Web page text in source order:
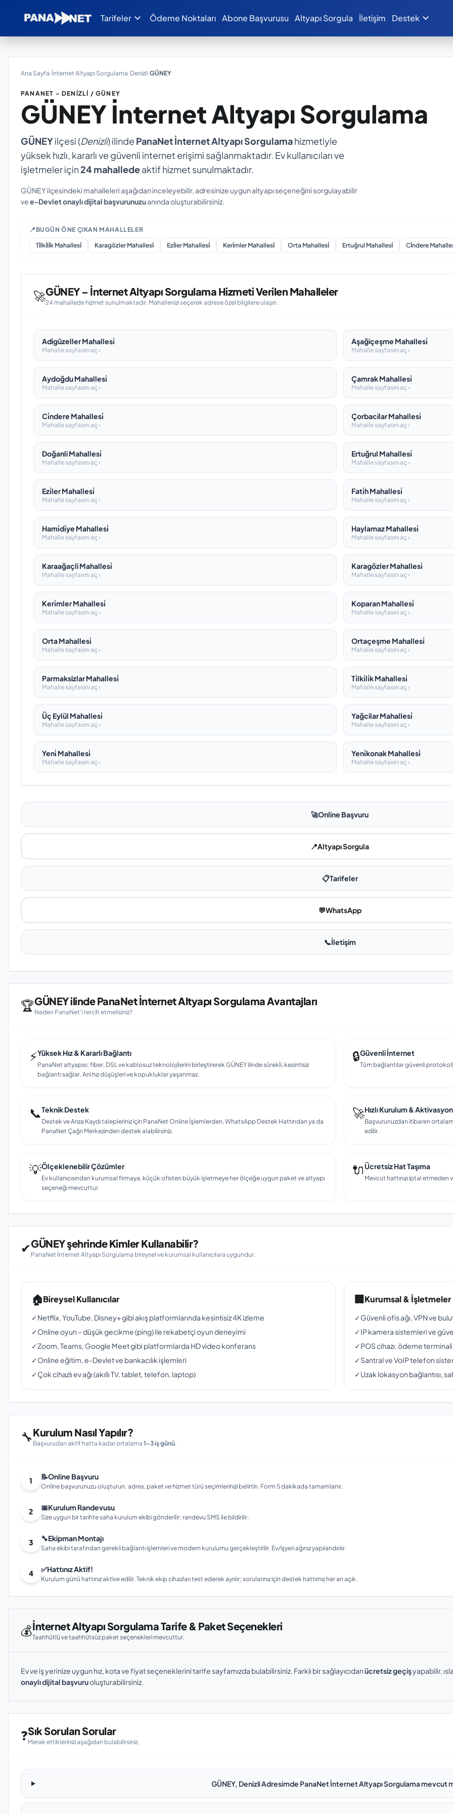
Tarifeler expand_more Ödeme Noktaları Abone Başvurusu Altyapı Sorgula İletişim Destek expand_more
Ana Sayfa›İnternet Altyapı Sorgulama›Denizli›GÜNEY
PANANET – DENIZLI / GÜNEY
GÜNEYİnternet Altyapı Sorgulama
GÜNEYilçesi (Denizli) ilinde PanaNet İnternet Altyapı Sorgulamahizmetiyle
yüksek hızlı, kararlı ve güvenli internet erişimi sağlanmaktadır. Ev kullanıcıları ve
işletmeler için24 mahalledeaktif hizmet sunulmaktadır.
GÜNEY ilçesindeki mahalleleri aşağıdan inceleyebilir, adresinize uygun altyapı seçeneğini sorgulayabilir
vee-Devlet onaylı dijital başvurunuzuanında oluşturabilirsiniz.
📍 BUGÜN ÖNE ÇIKAN MAHALLELER
Ti̇lki̇li̇k Mahallesi̇ Karagözler Mahallesi̇ Ezi̇ler Mahallesi̇ Keri̇mler Mahallesi̇ Orta Mahallesi̇ Ertuğrul Mahallesi̇ Ci̇ndere
🚀GÜNEY – İnternet Altyapı Sorgulama Hizmeti Verilen Mahalleler
24 mahallede hizmet sunulmaktadır. Mahallenizi seçerek adrese özel bilgilere ulaşın.
Adigüzeller Mahallesi̇
Mahalle sayfasını aç ›
Aşağiçeşme Mahallesi̇
Mahalle sayfasını aç ›
Aydoğdu Mahallesi̇
Mahalle sayfasını aç ›
Çamrak Mahallesi̇
Mahalle sayfasını aç ›
Ci̇ndere Mahallesi̇
Mahalle sayfasını aç ›
Çorbacilar Mahallesi̇
Mahalle sayfasını aç ›
Doğanli Mahallesi̇
Mahalle sayfasını aç ›
Ertuğrul Mahallesi̇
Mahalle sayfasını aç ›
Ezi̇ler Mahallesi̇
Mahalle sayfasını aç ›
Fati̇h Mahallesi̇
Mahalle sayfasını aç ›
Hami̇di̇ye Mahallesi̇
Mahalle sayfasını aç ›
Haylamaz Mahallesi̇
Mahalle sayfasını aç ›
Karaağaçli Mahallesi̇
Mahalle sayfasını aç ›
Karagözler Mahallesi̇
Mahalle sayfasını aç ›
Keri̇mler Mahallesi̇
Mahalle sayfasını aç ›
Koparan Mahallesi̇
Mahalle sayfasını aç ›
Orta Mahallesi̇
Mahalle sayfasını aç ›
Ortaçeşme Mahallesi̇
Mahalle sayfasını aç ›
Parmaksizlar Mahallesi̇
Mahalle sayfasını aç ›
Ti̇lki̇li̇k Mahallesi̇
Mahalle sayfasını aç ›
Üç Eylül Mahallesi̇
Mahalle sayfasını aç ›
Yağcilar Mahallesi̇
Mahalle sayfasını aç ›
Yeni̇ Mahallesi̇
Mahalle sayfasını aç ›
Yeni̇konak Mahallesi̇
Mahalle sayfasını aç ›
🚀Online Başvuru
📍Altyapı Sorgula
📋Tarifeler
💬WhatsApp
📞İletişim
🏆GÜNEY ilinde PanaNet İnternet Altyapı Sorgulama Avantajları
Neden PanaNet'i tercih etmelisiniz?
⚡Yüksek Hız & Kararlı Bağlantı
PanaNet altyapısı; fiber, DSL ve kablosuz teknolojilerini birleştirerek GÜNEY ilinde sürekli, kesintisiz
bağlantı sağlar. Ani hız düşüşleri ve kopukluklar yaşanmaz.
🔒Güvenli İnternet
Tüm bağlantılar güvenli
📞Teknik Destek
Destek ve Arıza Kaydı talepleriniz için PanaNet Online İşlemlerden, WhatsApp Destek Hattından ya da
PanaNet Çağrı Merkezinden destek alabilirsiniz.
🚀Hızlı Kurulum & Aktivasyon
Başvurunuzdan itibaren
edilir.
💡Ölçeklenebilir Çözümler
Ev kullanıcısından kurumsal firmaya, küçük ofisten büyük işletmeye her ölçeğe uygun paket ve altyapı
seçeneği mevcuttur.
🔌Ücretsiz Hat Taşıma
Mevcut hattınızı iptal
✔GÜNEY şehrinde Kimler Kullanabilir?
PanaNet İnternet Altyapı Sorgulama bireysel ve kurumsal kullanıcılara uygundur.
🏠Bireysel Kullanıcılar
✓Netflix, YouTube, Disney+ gibi akış platformlarında kesintisiz 4K izleme
✓Online oyun – düşük gecikme (ping) ile rekabetçi oyun deneyimi
✓Zoom, Teams, Google Meet gibi platformlarda HD video konferans
✓Online eğitim, e-Devlet ve bankacılık işlemleri
✓Çok cihazlı ev ağı (akıllı TV, tablet, telefon, laptop)
🏢Kurumsal & İşletmeler
✓Güvenli ofis ağı, VPN ve
✓IP kamera sistemleri ve
✓POS cihazı, ödeme
✓Santral ve VoIP telefon
✓Uzak lokasyon bağlantısı,
🔧Kurulum Nasıl Yapılır?
Başvurudan aktif hatta kadar ortalama 1–3 iş günü.
1 📝Online Başvuru
Online başvurunuzu oluşturun; adres, paket ve hizmet türü seçimlerinizi belirtin. Form 5 dakikada tamamlanır.
2 📅Kurulum Randevusu
Size uygun bir tarihte saha kurulum ekibi gönderilir; randevu SMS ile bildirilir.
3 🔧Ekipman Montajı
Saha ekibi tarafından gerekli bağlantı işlemleri ve modem kurulumu gerçekleştirilir. Ev/işyeri ağınız yapılandırılır.
4 ✅Hattınız Aktif!
Kurulum günü hattınız aktive edilir. Teknik ekip cihazları test ederek ayrılır; sorularınız için destek hattımız her an açık.
💰İnternet Altyapı Sorgulama Tarife & Paket Seçenekleri
Taahhütlü ve taahhütsüz paket seçenekleri mevcuttur.
Ev ve iş yerinize uygun hız, kota ve fiyat seçeneklerini tarife sayfamızda bulabilirsiniz. Farklı bir sağlayıcıdanücretsiz geçişyapabilir,
onaylı dijital başvuruoluşturabilirsiniz.
❓Sık Sorulan Sorular
Merak ettiklerinizi aşağıdan bulabilirsiniz.
GÜNEY, Denizli Adresimde PanaNet İnternet Altyapı Sorgulama mevcut